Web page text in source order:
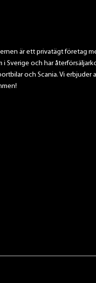
är ett privatägt företag
i Sverige och har
och Scania. Vi